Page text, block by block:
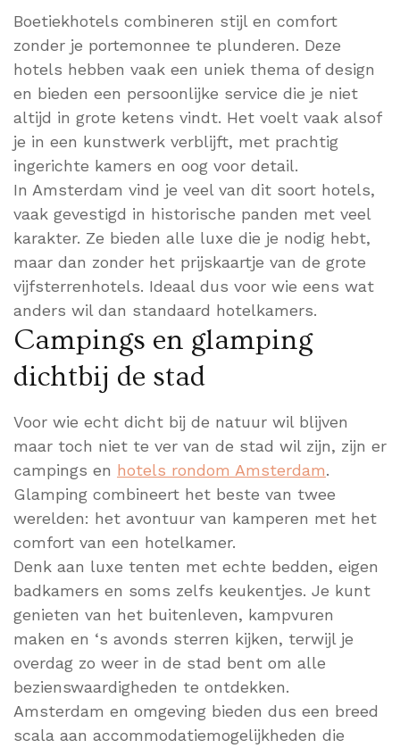
Boetiekhotels combineren stijl en comfort
zonder je portemonnee te plunderen. Deze
hotels hebben vaak een uniek thema of design
en bieden een persoonlijke service die je niet
altijd in grote ketens vindt. Het voelt vaak alsof
je in een kunstwerk verblijft, met prachtig
ingerichte kamers en oog voor detail.
In Amsterdam vind je veel van dit soort hotels,
vaak gevestigd in historische panden met veel
karakter. Ze bieden alle luxe die je nodig hebt,
maar dan zonder het prijskaartje van de grote
vijfsterrenhotels. Ideaal dus voor wie eens wat
anders wil dan standaard hotelkamers.
Campings en glamping
dichtbij de stad
Voor wie echt dicht bij de natuur wil blijven
maar toch niet te ver van de stad wil zijn, zijn er
campings en hotels rondom Amsterdam.
Glamping combineert het beste van twee
werelden: het avontuur van kamperen met het
comfort van een hotelkamer.
Denk aan luxe tenten met echte bedden, eigen
badkamers en soms zelfs keukentjes. Je kunt
genieten van het buitenleven, kampvuren
maken en ‘s avonds sterren kijken, terwijl je
overdag zo weer in de stad bent om alle
bezienswaardigheden te ontdekken.
Amsterdam en omgeving bieden dus een breed
scala aan accommodatiemogelijkheden die